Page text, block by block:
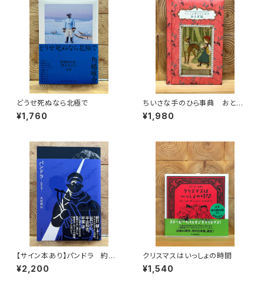
どうせ死ぬなら北極で
¥1,760
ちいさな手のひら事典 おとぎ
話
¥1,980
【サイン本あり】パンドラ 約束
の頂
¥2,200
クリスマスはいっしょの時間
¥1,540